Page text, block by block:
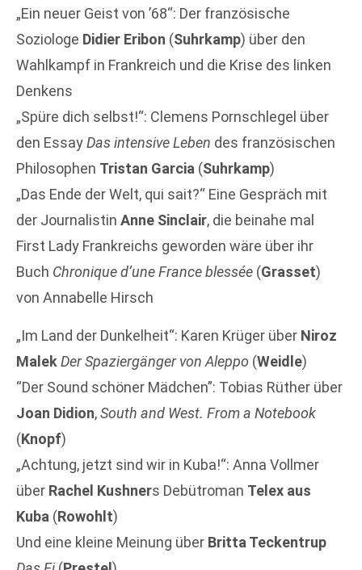
„Ein neuer Geist von ’68“: Der französische
Soziologe Didier Eribon (Suhrkamp) über den
Wahlkampf in Frankreich und die Krise des linken
Denkens
„Spüre dich selbst!“: Clemens Pornschlegel über
den EssayDas intensive Leben des französischen
Philosophen Tristan Garcia (Suhrkamp)
„Das Ende der Welt, qui sait?“ Eine Gespräch mit
der Journalistin Anne Sinclair, die beinahe mal
First Lady Frankreichs geworden wäre über ihr
Buch Chronique d’une France blessée (Grasset)
von Annabelle Hirsch
„Im Land der Dunkelheit“: Karen Krüger über Niroz
MalekDer Spaziergänger von Aleppo (Weidle)
“Der Sound schöner Mädchen”: Tobias Rüther über
Joan Didion,South and West. From a Notebook
(Knopf)
„Achtung, jetzt sind wir in Kuba!“: Anna Vollmer
über Rachel Kushners Debütroman Telex aus
Kuba (Rowohlt)
Und eine kleine Meinung über Britta Teckentrup